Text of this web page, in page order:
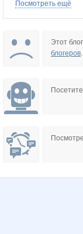
Посмотреть ещё
Этот
блогеров.